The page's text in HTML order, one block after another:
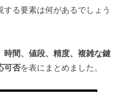
る要素は何があるでしょう
時間、値段、精度、複雑な鍵
可否を表にまとめました。